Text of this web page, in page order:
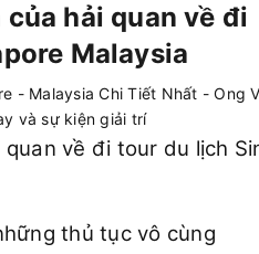
hải quan về đi
Malaysia
về đi tour du lịch
thủ tục vô cùng